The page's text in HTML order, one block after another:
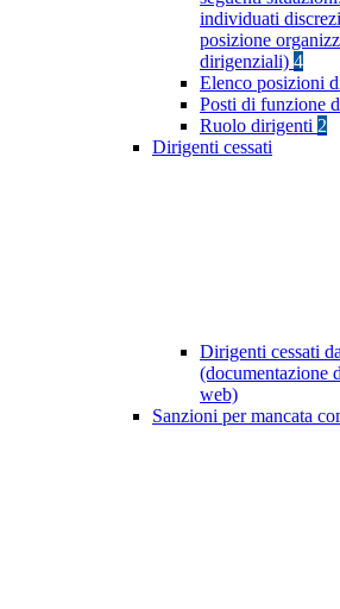
individuati
posizione
dirigenziali) 4
Elenco posizioni
Posti di funzione
Ruolo dirigenti 2
Dirigenti cessati
Dirigenti cessati
(documentazione
web)
Sanzioni per mancata